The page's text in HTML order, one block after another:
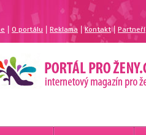
|O portálu Reklama Kontakt| Partneří